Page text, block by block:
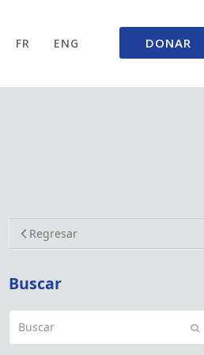
DONAR
FR ENG
Regresar
Buscar